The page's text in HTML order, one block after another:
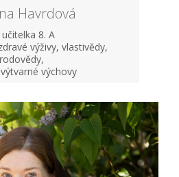
Havrdová
8. A
výživy, vlastivědy,
výchovy